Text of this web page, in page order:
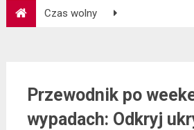
Czas wolny
Przewodnik po
wypadach: Odkryj